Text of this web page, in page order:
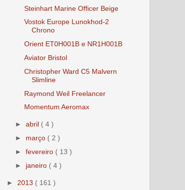
Steinhart Marine Officer Beige
Vostok Europe Lunokhod-2
Chrono
Orient ET0H001B e NR1H001B
Aviator Bristol
Christopher Ward C5 Malvern
Slimline
Raymond Weil Freelancer
Momentum Aeromax
►abril ( 4 )
► março ( 2 )
►fevereiro ( 13 )
► janeiro ( 4 )
► 2013 ( 161 )